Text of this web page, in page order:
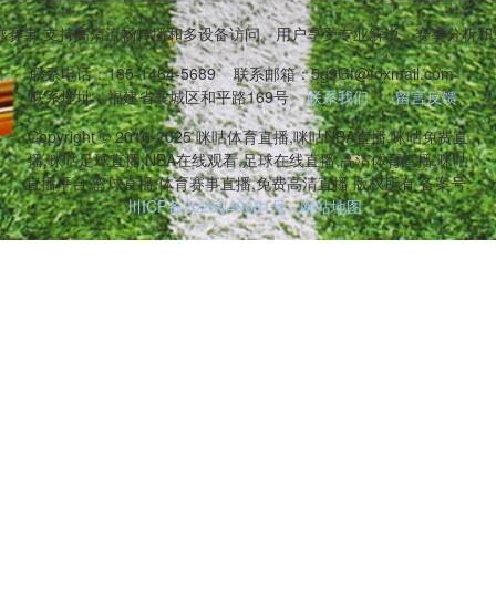
事,支持高清流畅转播和多设备访问。用户享受专业解说、赛事分析
联系电话：185-1464-5689
联系邮箱：5g9Gf@foxmail.com
联系地址：福建省襄城区和平路169号
联系我们
留言反馈
Copyright © 2016-2025 咪咕体育直播,咪咕NBA直播,咪咕免费直
播,咪咕足球直播,NBA在线观看,足球在线直播,高清体育直播,咪咕
直播平台,篮球直播,体育赛事直播,免费高清直播 版权所有 备案号:
川ICP备2025049681号 网站地图